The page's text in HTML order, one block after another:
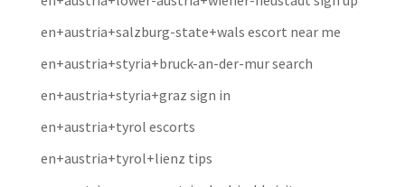
en+austria+salzburg-state+wals escort near me
en+austria+styria+bruck-an-der-mur search
en+austria+styria+graz sign in
en+austria+tyrol escorts
en+austria+tyrol+lienz tips